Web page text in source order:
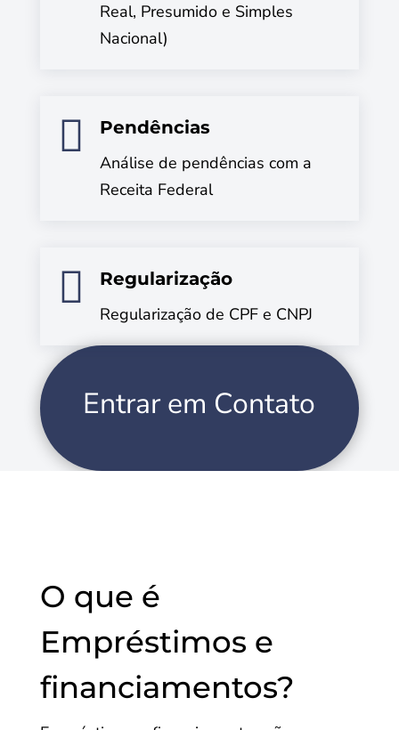
Real, Presumido e Simples
Nacional)

Pendências
Análise de pendências com a
Receita Federal

Regularização
Regularização de CPF e CNPJ
Entrar em Contato
O que é
Empréstimos e
financiamentos?